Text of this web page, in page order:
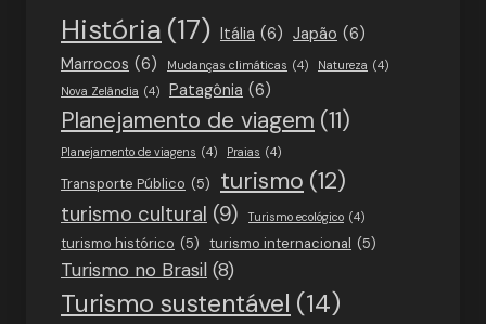
História (17) Itália (6) Japão (6)
Marrocos (6) Mudanças climáticas (4) Natureza (4)
Nova Zelândia (4) Patagônia (6)
Planejamento de viagem (11)
Planejamento de viagens (4) Praias (4)
Transporte Público (5) turismo (12)
turismo cultural (9) Turismo ecológico (4)
turismo histórico (5) turismo internacional (5)
Turismo no Brasil (8)
Turismo sustentável (14)